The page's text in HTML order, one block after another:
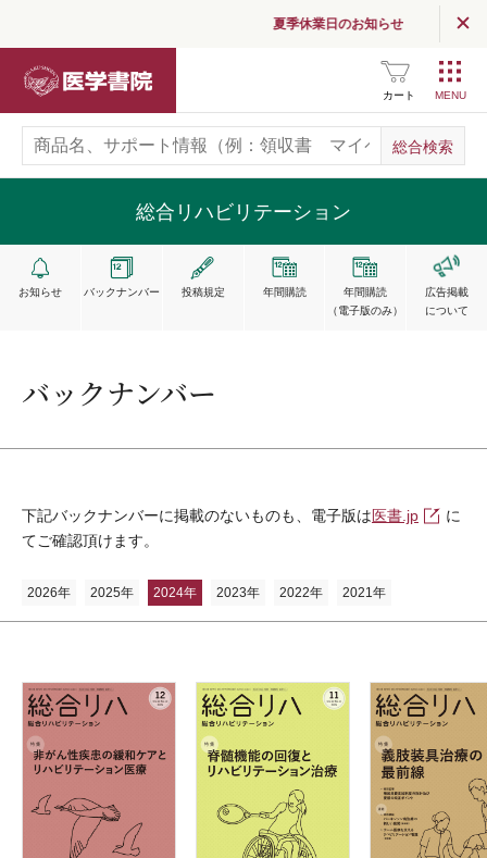
夏季休業日のお知らせ
カート
お問い合わせ
総合リハビリテーション
お知らせ バックナンバー 投稿規定 年間購読
年間購読
（電子版のみ）
広告掲載
について
バックナンバー
下記バックナンバーに掲載のないものも、電子版は医書.jp
に
てご確認頂けます。
2026年 2025年 2024年 2023年 2022年 2021年